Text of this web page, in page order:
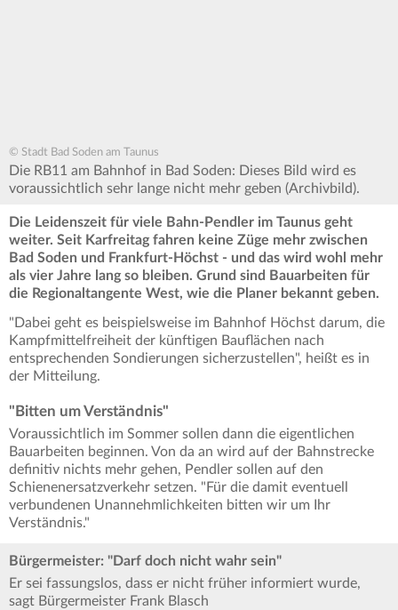
© Stadt Bad Soden am Taunus
Die RB11 am Bahnhof in Bad Soden: Dieses Bild wird es
voraussichtlich sehr lange nicht mehr geben (Archivbild).
Die Leidenszeit für viele Bahn-Pendler im Taunus geht
weiter. Seit Karfreitag fahren keine Züge mehr zwischen
Bad Soden und Frankfurt-Höchst - und das wird wohl mehr
als vier Jahre lang so bleiben. Grund sind Bauarbeiten für
die Regionaltangente West, wie die Planer bekannt geben.
"Dabei geht es beispielsweise im Bahnhof Höchst darum, die
Kampfmittelfreiheit der künftigen Bauflächen nach
entsprechenden Sondierungen sicherzustellen", heißt es in
der Mitteilung.
"Bitten um Verständnis"
Voraussichtlich im Sommer sollen dann die eigentlichen
Bauarbeiten beginnen. Von da an wird auf der Bahnstrecke
definitiv nichts mehr gehen, Pendler sollen auf den
Schienenersatzverkehr setzen. "Für die damit eventuell
verbundenen Unannehmlichkeiten bitten wir um Ihr
Verständnis."
Bürgermeister: "Darf doch nicht wahr sein"
Er sei fassungslos, dass er nicht früher informiert wurde,
sagt Bürgermeister Frank Blasch